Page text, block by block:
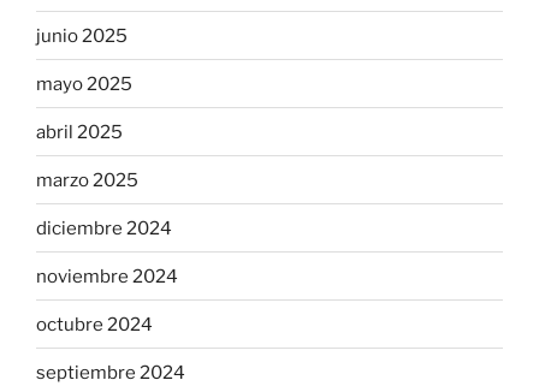
junio 2025
mayo 2025
abril 2025
marzo 2025
diciembre 2024
noviembre 2024
octubre 2024
septiembre 2024